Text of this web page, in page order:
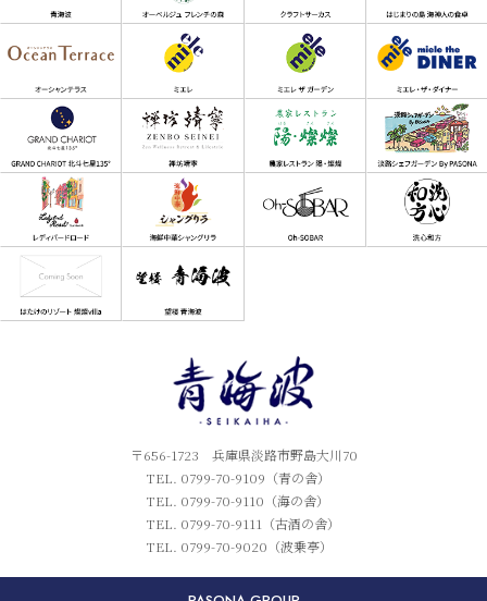
〒656-1723 兵庫県淡路市野島大川70
TEL. 0799-70-9109（青の舎）
TEL. 0799-70-9110（海の舎）
TEL. 0799-70-9111（古酒の舎）
TEL. 0799-70-9020（波乗亭）